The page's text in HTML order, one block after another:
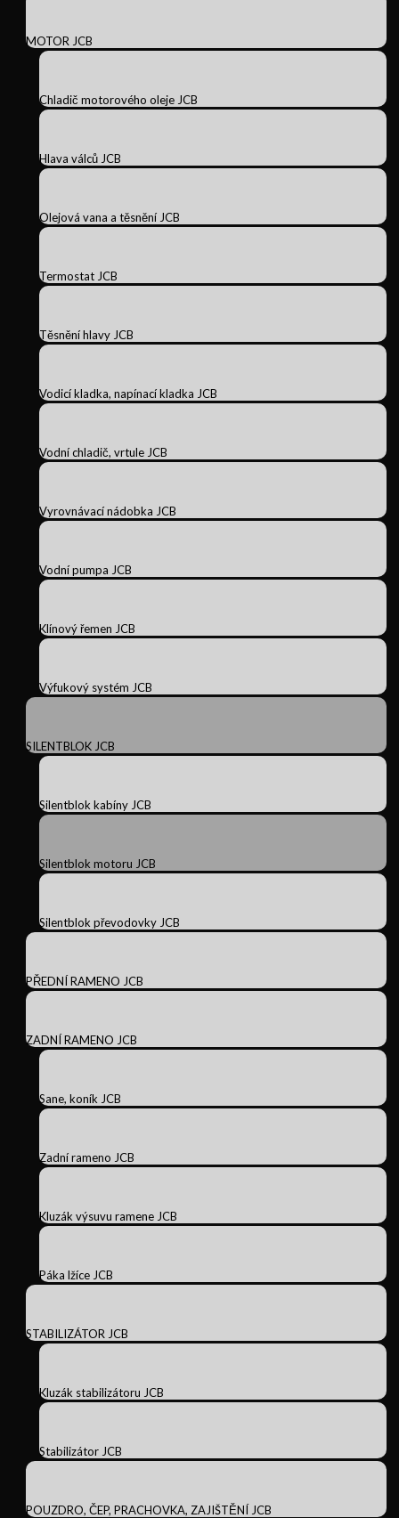
MOTOR JCB
Chladič motorového oleje JCB
Hlava válců JCB
Olejová vana a těsnění JCB
Termostat JCB
Těsnění hlavy JCB
Vodicí kladka, napínací kladka JCB
Vodní chladič, vrtule JCB
Vyrovnávací nádobka JCB
Vodní pumpa JCB
Klínový řemen JCB
Výfukový systém JCB
SILENTBLOK JCB
Silentblok kabíny JCB
Silentblok motoru JCB
Silentblok převodovky JCB
PŘEDNÍ RAMENO JCB
ZADNÍ RAMENO JCB
Sane, koník JCB
Zadní rameno JCB
Kluzák výsuvu ramene JCB
Páka lžíce JCB
STABILIZÁTOR JCB
Kluzák stabilizátoru JCB
Stabilizátor JCB
POUZDRO, ČEP, PRACHOVKA, ZAJIŠTĚNÍ JCB